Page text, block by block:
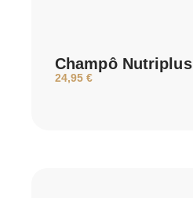
Champô Nutriplus
24,95 €